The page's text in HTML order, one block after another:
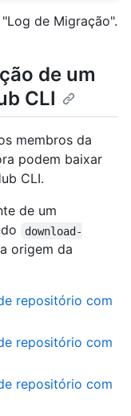
de Migração".
de um
CLI
membros da
podem baixar
CLI.
de um
download-
origem da
repositório com
repositório com
repositório com